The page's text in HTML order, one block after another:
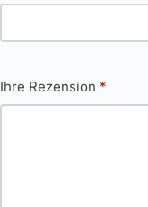
Ihre Rezension *